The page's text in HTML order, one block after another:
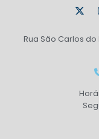
Rua São Carlos do